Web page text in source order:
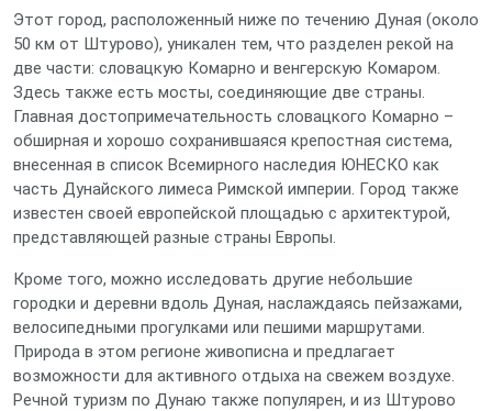
Этот город, расположенный ниже по течению Дуная (около
50 км от Штурово), уникален тем, что разделен рекой на
две части: словацкую Комарно и венгерскую Комаром.
Здесь также есть мосты, соединяющие две страны.
Главная достопримечательность словацкого Комарно –
обширная и хорошо сохранившаяся крепостная система,
внесенная в список Всемирного наследия ЮНЕСКО как
часть Дунайского лимеса Римской империи. Город также
известен своей европейской площадью с архитектурой,
представляющей разные страны Европы.
Кроме того, можно исследовать другие небольшие
городки и деревни вдоль Дуная, наслаждаясь пейзажами,
велосипедными прогулками или пешими маршрутами.
Природа в этом регионе живописна и предлагает
возможности для активного отдыха на свежем воздухе.
Речной туризм по Дунаю также популярен, и из Штурово